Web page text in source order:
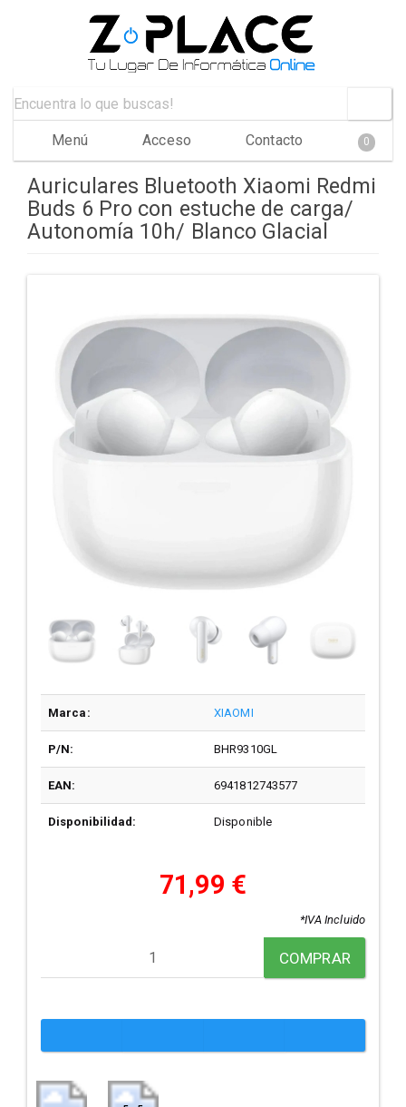
Menú Acceso Contacto 0
Auriculares Bluetooth Xiaomi Redmi
Buds 6 Pro con estuche de carga/
Autonomía 10h/ Blanco Glacial
Marca: XIAOMI
P/N: BHR9310GL
EAN: 6941812743577
Disponibilidad: Disponible
71,99 €
*IVA Incluido
COMPRAR